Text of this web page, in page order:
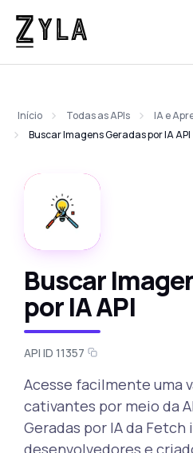
Início Todas as APIs
IA e
Buscar Imagens Geradas por IA API
Buscar
por IA API
API ID 11357
Acesse facilmente uma
cativantes por meio da
Geradas por IA da Fetch
desenvolvedores e